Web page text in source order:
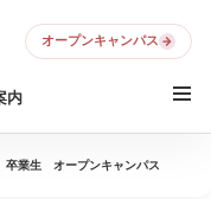
内
オープンキャンパス
卒業生 オープンキャンパス